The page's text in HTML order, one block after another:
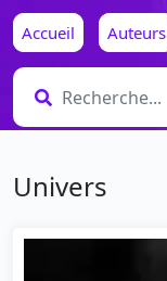
Accueil Auteurs
Univers